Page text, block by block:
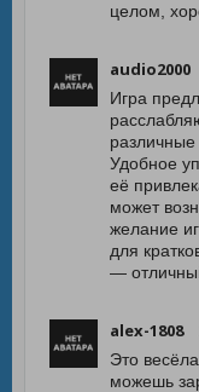
целом,
audio2000
Игра
различные
Удобное
её
может
желание
для
—
alex-1808
Это
можешь